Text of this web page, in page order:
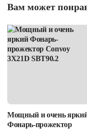
Вам может
Мощный и очень
Фонарь-прожектор